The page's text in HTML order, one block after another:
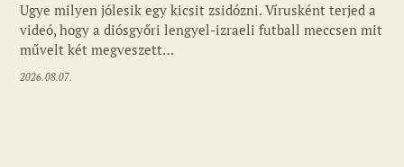
Ugye milyen jólesik egy kicsit zsidózni. Vírusként terjed a
videó, hogy a diósgyőri lengyel-izraeli futball meccsen mit
művelt két megveszett…
2026.08.07.